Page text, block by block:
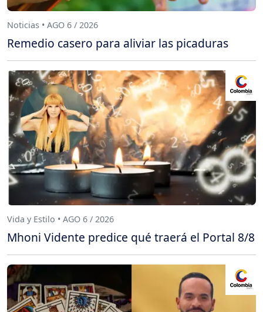
Noticias • AGO 6 / 2026
Remedio casero para aliviar las picaduras
Vida y Estilo • AGO 6 / 2026
Mhoni Vidente predice qué traerá el Portal 8/8